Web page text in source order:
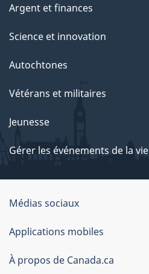
Argent et finances
Science et innovation
Autochtones
Vétérans et militaires
Jeunesse
Gérer les événements de la vie
Organisation
du
gouvernement
du
Médias sociaux
Applications mobiles
À propos de Canada.ca